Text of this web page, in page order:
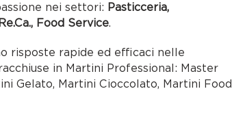
nei settori: Pasticceria,
Food Service.
risposte rapide ed efficaci nelle
in Martini Professional: Master
Gelato, Martini Cioccolato, Martini Food